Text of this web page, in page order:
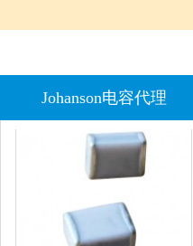
Johanson电容代理